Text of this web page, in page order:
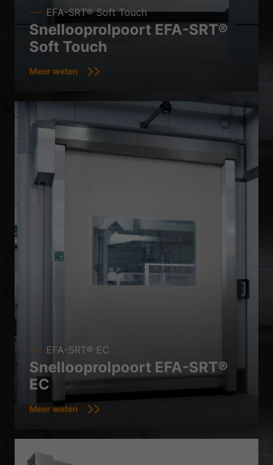
EFA-SRT® Soft Touch
Snellooprolpoort EFA-SRT®
Soft Touch
Meer weten
EFA-SRT® EC
Snellooprolpoort EFA-SRT®
EC
Meer weten